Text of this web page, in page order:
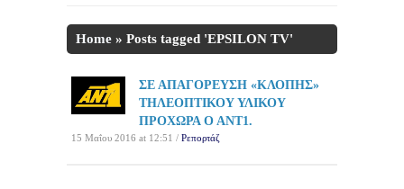
Home » Posts tagged 'EPSILON TV'
ΣΕ ΑΠΑΓΟΡΕΥΣΗ «ΚΛΟΠΗΣ»
ΤΗΛΕΟΠΤΙΚΟΥ ΥΛΙΚΟΥ
ΠΡΟΧΩΡΑ Ο ΑΝΤ1.
15 Μαΐου 2016 at 12:51 / Ρεπορτάζ